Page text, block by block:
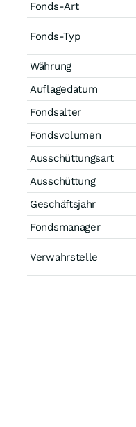
Fonds-Art
Fonds-Typ
Währung
Auflagedatum
Fondsalter
Fondsvolumen
Ausschüttungsart
Ausschüttung
Geschäftsjahr
Fondsmanager
Verwahrstelle